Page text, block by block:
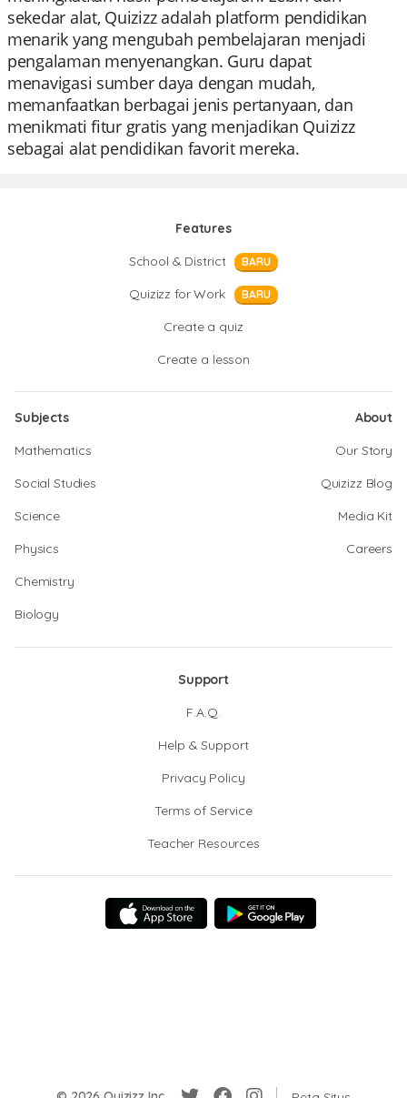
sekedar alat, Quizizz adalah platform pendidikan
menarik yang mengubah pembelajaran menjadi
pengalaman menyenangkan. Guru dapat
menavigasi sumber daya dengan mudah,
memanfaatkan berbagai jenis pertanyaan, dan
menikmati fitur gratis yang menjadikan Quizizz
sebagai alat pendidikan favorit mereka.
Features
School & District
BARU
Quizizz for Work BARU
Create a quiz
Create a lesson
Subjects
Mathematics
Social Studies
Science
Physics
Chemistry
Biology
About
Our Story
Quizizz Blog
Media Kit
Careers
Support
F.A.Q.
Help & Support
Privacy Policy
Terms of Service
Teacher Resources